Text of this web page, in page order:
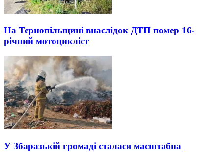
На Тернопільщині внаслідок ДТП помер 16-
річний мотоцикліст
У Збаразькій громаді сталася масштабна